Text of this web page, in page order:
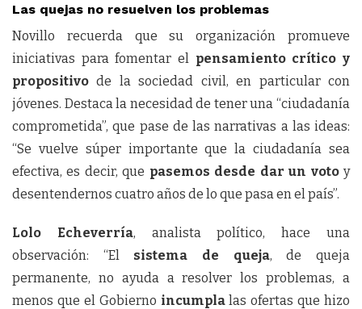
Las quejas no resuelven los problemas
Novillo recuerda que su organización promueve
iniciativas para fomentar el pensamiento crítico y
propositivo de la sociedad civil, en particular con
jóvenes. Destaca la necesidad de tener una “ciudadanía
comprometida”, que pase de las narrativas a las ideas:
“Se vuelve súper importante que la ciudadanía sea
efectiva, es decir, que pasemos desde dar un votoy
desentendernos cuatro años de lo que pasa en el país”.
Lolo Echeverría, analista político, hace una
observación: “El sistema de queja, de queja
permanente, no ayuda a resolver los problemas, a
menos que el Gobierno incumplalas ofertas que hizo